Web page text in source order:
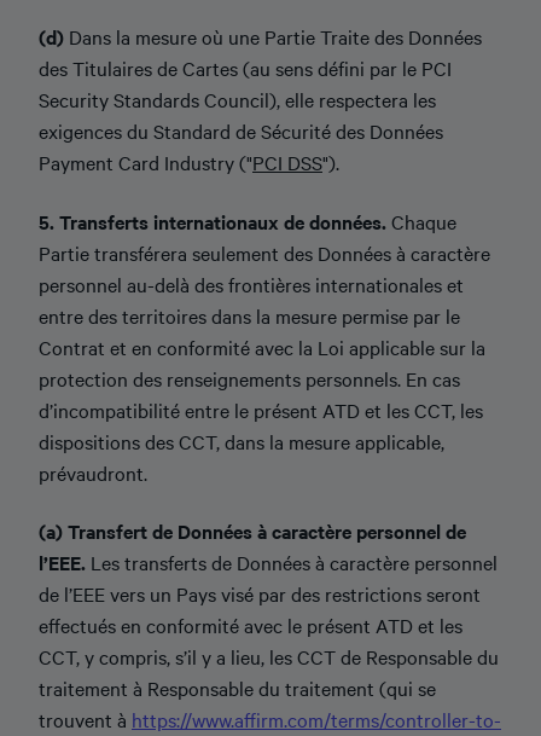
(d) Dans la mesure où une Partie Traite des Données
des Titulaires de Cartes (au sens défini par le PCI
Security Standards Council), elle respectera les
exigences du Standard de Sécurité des Données
Payment Card Industry ("PCI DSS").
5. Transferts internationaux de données.Chaque
Partie transférera seulement des Données à caractère
personnel au-delà des frontières internationales et
entre des territoires dans la mesure permise par le
Contrat et en conformité avec la Loi applicable sur la
protection des renseignements personnels. En cas
d’incompatibilité entre le présent ATD et les CCT, les
dispositions des CCT, dans la mesure applicable,
prévaudront.
(a) Transfert de Données à caractère personnel de
l’EEE. Les transferts de Données à caractère personnel
de l’EEE vers un Pays visé par des restrictions seront
effectués en conformité avec le présent ATD et les
CCT, y compris, s’il y a lieu, les CCT de Responsable du
traitement à Responsable du traitement (qui se
trouvent à https://www.affirm.com/terms/controller-to-